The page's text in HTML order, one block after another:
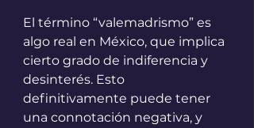
El término “valemadrismo” es
algo real en México, que implica
cierto grado de indiferencia y
desinterés. Esto
definitivamente puede tener
una connotación negativa, y